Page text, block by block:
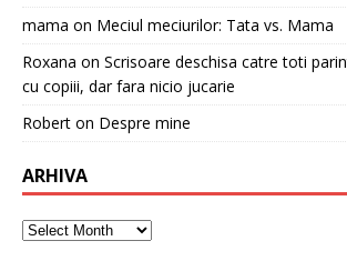
mama on Meciul meciurilor: Tata vs. Mama
Roxana on Scrisoare deschisa catre toti
cu copiii, dar fara nicio jucarie
Robert on Despre mine
ARHIVA